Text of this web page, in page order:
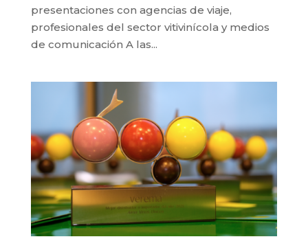
presentaciones con agencias de viaje,
profesionales del sector vitivinícola y medios
de comunicación A las...